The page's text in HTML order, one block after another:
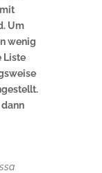
Um
wenig
Liste